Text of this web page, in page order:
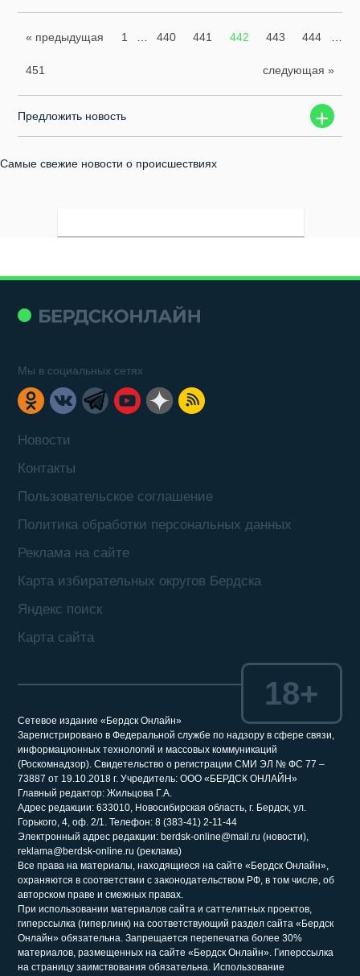
+
Предложить новость
« предыдущая 1 … 440 441 442 443 444 …
451 следующая »
Самые свежие новости о происшествиях
Новости
Контакты
Пользовательское соглашение
Политика обработки персональных данных
Реклама на сайте
Карта избирательных округов Бердска
Яндекс поиск
Карта сайта
Мы в социальных сетях
Сетевое издание «Бердск Онлайн»
Зарегистрировано в Федеральной службе по надзору в сфере связи,
информационных технологий и массовых коммуникаций
(Роскомнадзор). Свидетельство о регистрации СМИ ЭЛ № ФС 77 –
73887 от 19.10.2018 г. Учредитель: ООО «БЕРДСК ОНЛАЙН»
Главный редактор: Жильцова Г.А.
Адрес редакции: 633010, Новосибирская область, г. Бердск, ул.
Горького, 4, оф. 2/1. Телефон: 8 (383-41) 2-11-44
Электронный адрес редакции: berdsk-online@mail.ru (новости),
reklama@berdsk-online.ru (реклама)
Все права на материалы, находящиеся на сайте «Бердск Онлайн»,
охраняются в соответствии с законодательством РФ, в том числе, об
авторском праве и смежных правах.
При использовании материалов сайта и саттелитных проектов,
гиперссылка (гиперлинк) на соответствующий раздел сайта «Бердск
Онлайн» обязательна. Запрещается перепечатка более 30%
материалов, размещенных на сайте «Бердск Онлайн». Гиперссылка
на страницу заимствования обязательна. Использование
18+